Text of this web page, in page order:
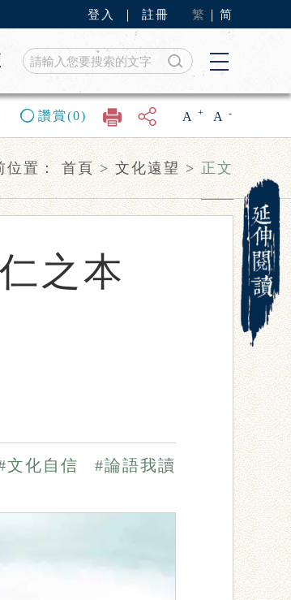
登入 註冊 繁 简
讚賞(0) A + A -
位置： 首頁>文化遠望 >正文
之本
#論語我讀
文化自信